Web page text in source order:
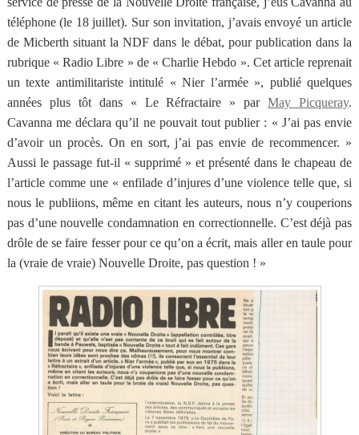
téléphone (le 18 juillet). Sur son invitation, j’avais envoyé un article
de Micberth situantla NDF dans le débat, pour publication dans la
rubrique « Radio Libre » de « Charlie Hebdo ». Cet article reprenait
un texte antimilitariste intitulé « Nier l’armée », publié quelques
années plus tôt dans « Le Réfractaire » parMay Picqueray.
Cavanna me déclara qu’il ne pouvait tout publier : « J’ai pas envie
d’avoir un procès. On en sort, j’ai pas envie de recommencer. »
Aussi le passage fut-il « supprimé » et présenté dans le chapeau de
l’article comme une « enfilade d’injures d’une violence telle que, si
nous le publiions, même en citant les auteurs, nous n’y couperions
pas d’une nouvelle condamnation en correctionnelle. C’est déjà pas
drôle de se faire fesser pour ce qu’on a écrit, mais aller en taule pour
la (vraie de vraie) Nouvelle Droite, pas question ! »